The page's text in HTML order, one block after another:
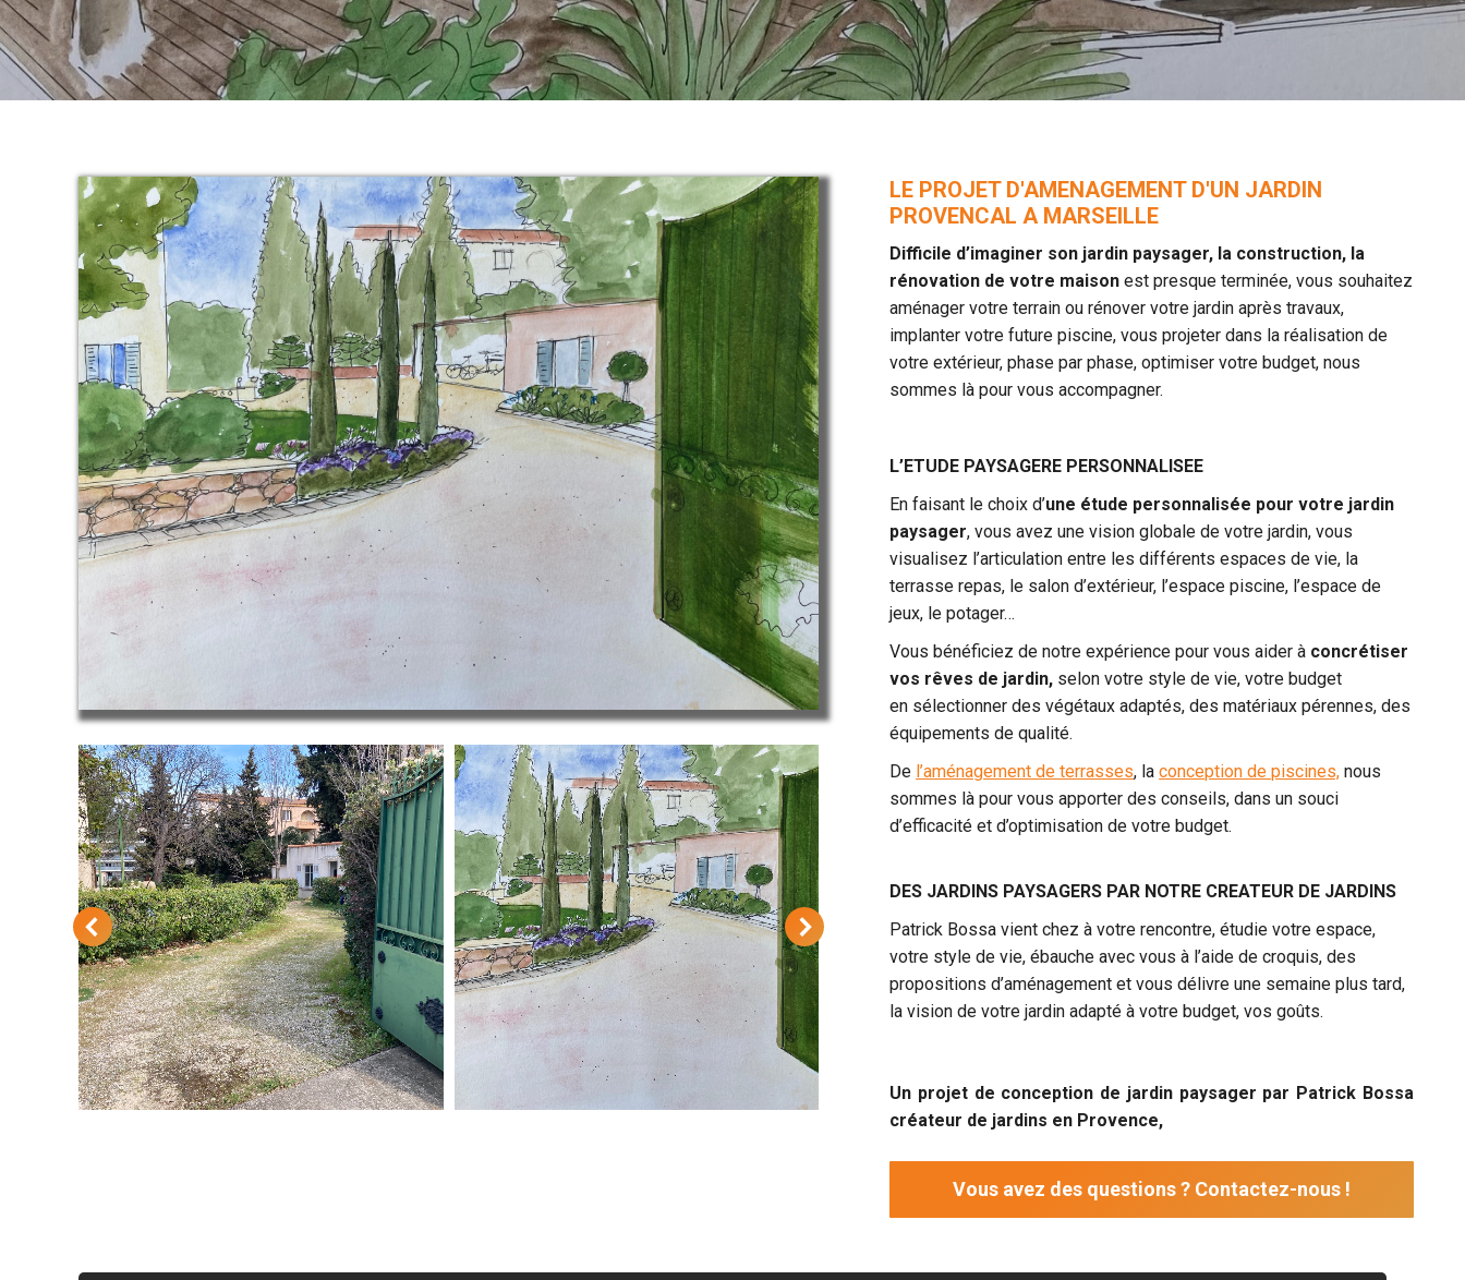
LE PROJET D'AMENAGEMENT D'UN JARDIN
PROVENCAL A MARSEILLE
Difficile d’imaginer son jardin paysager, la construction, la
rénovation de votre maison est presque terminée, vous souhaitez
aménager votre terrain ou rénover votre jardin après travaux,
implanter votre future piscine, vous projeter dans la réalisation de
votre extérieur, phase par phase, optimiser votre budget, nous
sommes là pour vous accompagner.
L’ETUDE PAYSAGERE PERSONNALISEE
En faisant le choix d’une étude personnalisée pour votre jardin
paysager, vous avez une vision globale de votre jardin, vous
visualisez l’articulation entre les différents espaces de vie, la
terrasse repas, le salon d’extérieur, l’espace piscine, l’espace de
jeux, le potager…
Vous bénéficiez de notre expérience pour vous aider à concrétiser
vos rêves de jardin, selon votre style de vie, votre budget
en sélectionner des végétaux adaptés, des matériaux pérennes, des
équipements de qualité.
De l’aménagement de terrasses, laconception de piscines, nous
sommes là pour vous apporter des conseils, dans un souci
d’efficacité et d’optimisation de votre budget.
DES JARDINS PAYSAGERS PAR NOTRE CREATEUR DE JARDINS
Patrick Bossa vient chez à votre rencontre, étudie votre espace,
votre style de vie, ébauche avec vous à l’aide de croquis, des
propositions d’aménagement et vous délivre une semaine plus tard,
la vision de votre jardin adapté à votre budget, vos goûts.
Un projet de conception de jardin paysager par Patrick Bossa
créateur de jardins en Provence,
Vous avez des questions ? Contactez-nous !